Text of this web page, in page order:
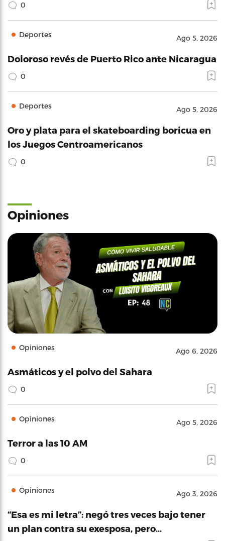
0
Deportes Ago 5, 2026
Doloroso revés de Puerto Rico ante Nicaragua
0
Deportes Ago 5, 2026
Oro y plata para el skateboarding boricua en
los Juegos Centroamericanos
0
Opiniones
Opiniones Ago 6, 2026
Asmáticos y el polvo del Sahara
0
Opiniones Ago 5, 2026
Terror a las 10 AM
0
Opiniones Ago 3, 2026
“Esa es mi letra”: negó tres veces bajo tener
un plan contra su exesposa, pero…